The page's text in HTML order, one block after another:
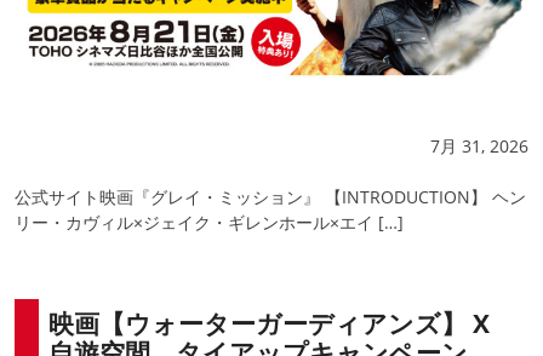
7月 31, 2026
公式サイト映画『グレイ・ミッション』 【INTRODUCTION】 ヘン
リー・カヴィル×ジェイク・ギレンホール×エイ […]
映画【ウォーターガーディアンズ】 X